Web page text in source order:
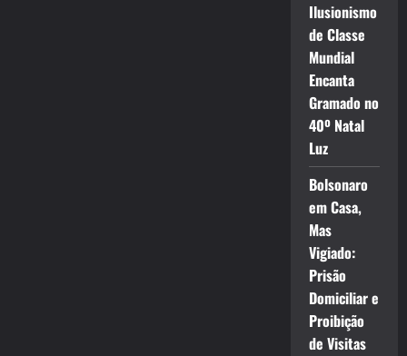
Ilusionismo
de Classe
Mundial
Encanta
Gramado no
40º Natal
Luz
Bolsonaro
em Casa,
Mas
Vigiado:
Prisão
Domiciliar e
Proibição
de Visitas